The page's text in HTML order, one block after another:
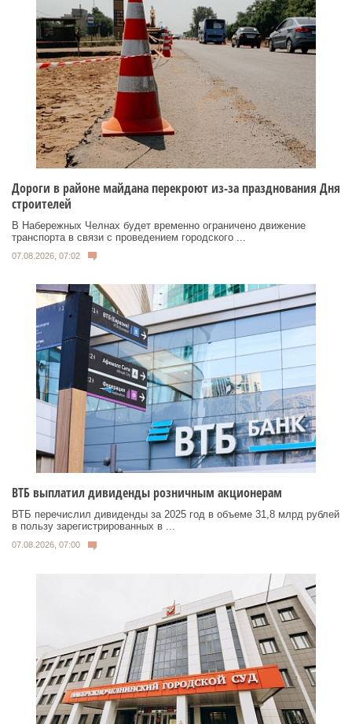
Дороги в районе майдана перекроют из-за празднования Дня
строителей
В Набережных Челнах будет временно ограничено движение
транспорта в связи с проведением городского ...
07.08.2026, 07:02
ВТБ выплатил дивиденды розничным акционерам
ВТБ перечислил дивиденды за 2025 год в объеме 31,8 млрд рублей
в пользу зарегистрированных в ...
07.08.2026, 07:00